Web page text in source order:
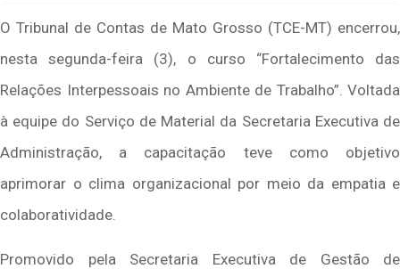
O Tribunal de Contas de Mato Grosso (TCE-MT) encerrou,
nesta segunda-feira (3), o curso “Fortalecimento das
Relações Interpessoais no Ambiente de Trabalho”. Voltada
à equipe do Serviço de Material da Secretaria Executiva de
Administração, a capacitação teve como objetivo
aprimorar o clima organizacional por meio da empatia e
colaboratividade.
Promovido pela Secretaria Executiva de Gestão de